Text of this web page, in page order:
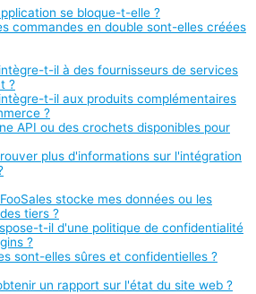
se bloque-t-elle ?
commandes en double sont-elles créées
t-il à des fournisseurs de services
?
t-il aux produits complémentaires
?
API ou des crochets disponibles pour
plus d'informations sur l'intégration
stocke mes données ou les
tiers ?
t-il d'une politique de confidentialité
?
sont-elles sûres et confidentielles ?
un rapport sur l'état du site web ?